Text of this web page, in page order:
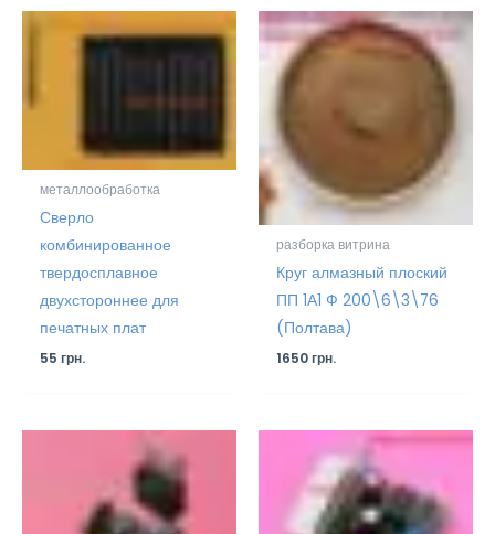
металлообработка
Сверло
комбинированное
твердосплавное
двухстороннее для
печатных плат
55грн.
разборка витрина
Круг алмазный плоский
ПП 1А1 Ф 200\6\3\76
(Полтава)
1650грн.